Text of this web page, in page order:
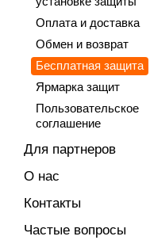
Оплата и доставка
Обмен и возврат
Бесплатная защита
Ярмарка защит
Пользовательское
соглашение
Для партнеров
О нас
Контакты
Частые вопросы